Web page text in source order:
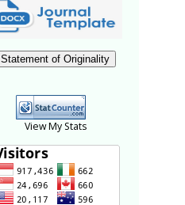
Statement of Originality
View My Stats